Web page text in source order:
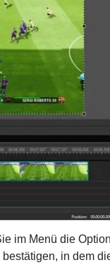
im Menü die
in dem